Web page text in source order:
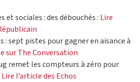
et sociales : des débouchés : Lire
: sept pistes pour gagner en aisance à
sur The Conversation
remet les compteurs à zéro pour
Lire l’article des Echos